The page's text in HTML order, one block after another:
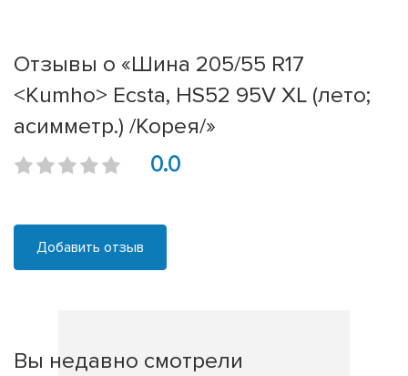
Отзывы о «Шина 205/55 R17
<Kumho> Ecsta, HS52 95V XL (лето;
асимметр.) /Корея/»
0.0
Добавить отзыв
Вы недавно смотрели